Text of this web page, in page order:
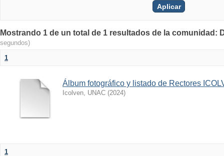
Mostrando 1 de un total de 1 resultados de la
segundos)
1
Álbum fotográfico y listado de Rectores
Icolven, UNAC (2024)
1